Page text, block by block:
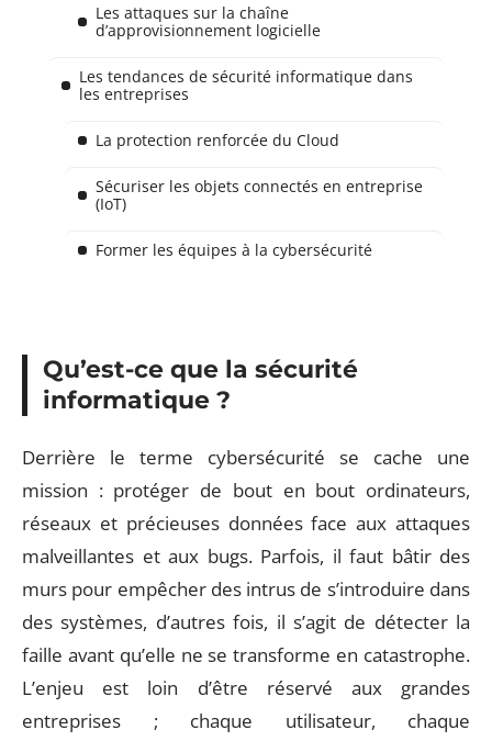
Les attaques sur la chaîne
d’approvisionnement logicielle
Les tendances de sécurité informatique dans
les entreprises
La protection renforcée du Cloud
Sécuriser les objets connectés en entreprise
(IoT)
Former les équipes à la cybersécurité
Qu’est-ce que la sécurité
informatique ?
Derrière le terme cybersécurité se cache une
mission : protéger de bout en bout ordinateurs,
réseaux et précieuses données face aux attaques
malveillantes et aux bugs. Parfois, il faut bâtir des
murs pour empêcher des intrus de s’introduire dans
des systèmes, d’autres fois, il s’agit de détecter la
faille avant qu’elle ne se transforme en catastrophe.
L’enjeu est loin d’être réservé aux grandes
entreprises ; chaque utilisateur, chaque